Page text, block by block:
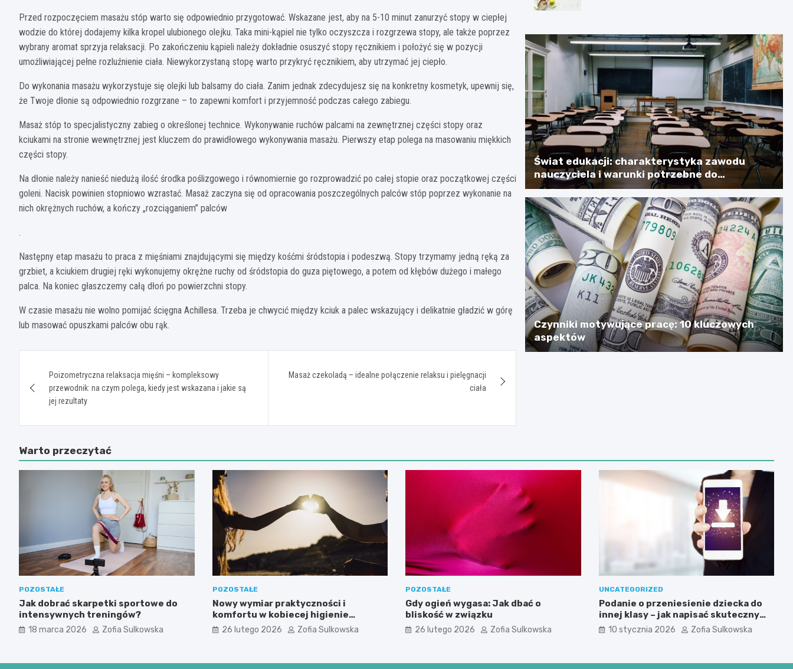
Przed rozpoczęciem masażu stóp warto się odpowiednio przygotować. Wskazane jest, aby na 5-10 minut zanurzyć stopy w ciepłej
wodzie do której dodajemy kilka kropel ulubionego olejku. Taka mini-kąpiel nie tylko oczyszcza i rozgrzewa stopy, ale także poprzez
wybrany aromat sprzyja relaksacji. Po zakończeniu kąpieli należy dokładnie osuszyć stopy ręcznikiem i położyć się w pozycji
umożliwiającej pełne rozluźnienie ciała. Niewykorzystaną stopę warto przykryć ręcznikiem, aby utrzymać jej ciepło.
Do wykonania masażu wykorzystuje się olejki lub balsamy do ciała. Zanim jednak zdecydujesz się na konkretny kosmetyk, upewnij się,
że Twoje dłonie są odpowiednio rozgrzane – to zapewni komfort i przyjemność podczas całego zabiegu.
Masaż stóp to specjalistyczny zabieg o określonej technice. Wykonywanie ruchów palcami na zewnętrznej części stopy oraz
kciukami na stronie wewnętrznej jest kluczem do prawidłowego wykonywania masażu. Pierwszy etap polega na masowaniu miękkich
części stopy.
Na dłonie należy nanieść niedużą ilość środka poślizgowego i równomiernie go rozprowadzić po całej stopie oraz początkowej części
goleni. Nacisk powinien stopniowo wzrastać. Masaż zaczyna się od opracowania poszczególnych palców stóp poprzez wykonanie na
nich okrężnych ruchów, a kończy „rozciąganiem” palców
.
Następny etap masażu to praca z mięśniami znajdującymi się między kośćmi śródstopia i podeszwą. Stopy trzymamy jedną ręką za
grzbiet, a kciukiem drugiej ręki wykonujemy okrężne ruchy od śródstopia do guza piętowego, a potem od kłębów dużego i małego
palca. Na koniec głaszczemy całą dłoń po powierzchni stopy.
W czasie masażu nie wolno pomijać ścięgna Achillesa. Trzeba je chwycić między kciuk a palec wskazujący i delikatnie gładzić w górę
lub masować opuszkami palców obu rąk.
wpisuPoizometryczna relaksacja mięśni – kompleksowy
przewodnik: na czym polega, kiedy jest wskazana i jakie są
jej rezultaty
Masaż czekoladą – idealne połączenie relaksu i pielęgnacji
ciała
Świat edukacji: charakterystyka zawodu
nauczyciela i warunki potrzebne do
skutecznego jego wykonywania
Czynniki motywujące pracę: 10 kluczowych
aspektów
Warto przeczytać
POZOSTAŁE
Jak dobrać skarpetki sportowe do
intensywnych treningów?
18 marca 2026 Zofia Sulkowska
POZOSTAŁE
Nowy wymiar praktyczności i
komfortu w kobiecej higienie
intymnej
26 lutego 2026 Zofia Sulkowska
POZOSTAŁE
Gdy ogień wygasa: Jak dbać o
bliskość w związku
26 lutego 2026 Zofia Sulkowska
UNCATEGORIZED
Podanie o przeniesienie dziecka do
innej klasy – jak napisać skuteczny
wniosek?
10 stycznia 2026 Zofia Sulkowska